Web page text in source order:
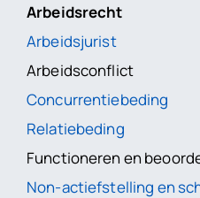
Arbeidsrecht
Arbeidsjurist
Arbeidsconflict
Concurrentiebeding
Relatiebeding
Functioneren en
Non-actiefstelling en